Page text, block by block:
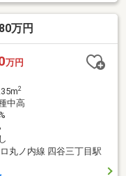
万円
万円
2
中高
丸ノ内線 四谷三丁目駅